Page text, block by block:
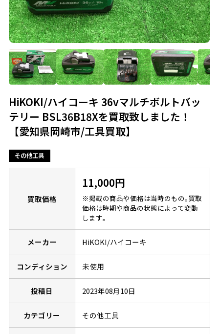
HiKOKI/ハイコーキ 36vマルチボルトバッ
テリー BSL36B18Xを買取致しました！
【愛知県岡崎市/工具買取】
その他工具
買取価格
11,000円
※掲載の商品や価格は当時のもの｡買取
価格は時期や商品の状態によって変動
します｡
メーカー HiKOKI/ハイコーキ
コンディション 未使用
投稿日 2023年08月10日
カテゴリー その他工具